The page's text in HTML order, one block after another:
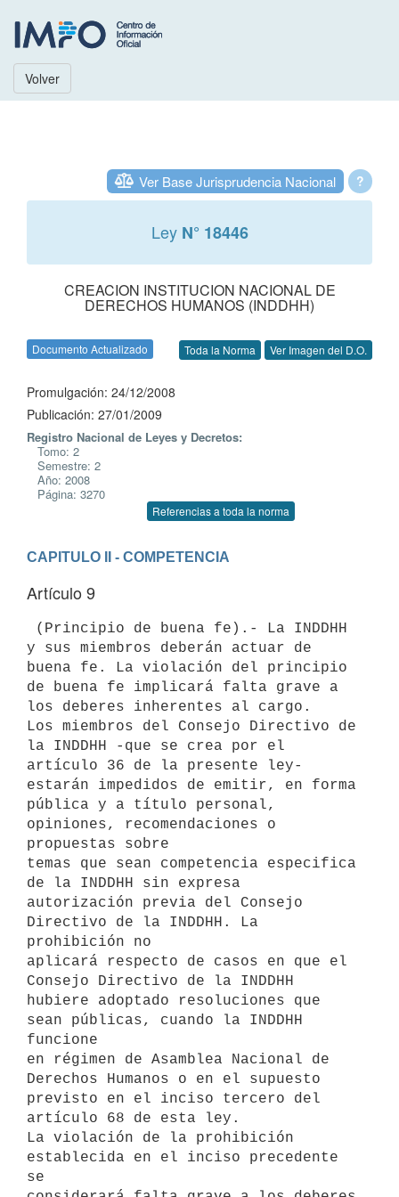
Volver
?
Ver Base Jurisprudencia Nacional
Ley N° 18446
CREACION INSTITUCION NACIONAL DE
DERECHOS HUMANOS (INDDHH)
Documento Actualizado Toda la Norma Ver Imagen del D.O.
Promulgación: 24/12/2008
Publicación: 27/01/2009
Registro Nacional de Leyes y Decretos:
Tomo: 2
Semestre: 2
Año: 2008
Página: 3270
Referencias a toda la norma
CAPITULO II - COMPETENCIA
Artículo 9
y sus miembros deberán actuar de
buena fe. La violación del principio
de buena fe implicará falta grave a
los deberes inherentes al cargo.
Los miembros del Consejo Directivo de
la INDDHH -que se crea por el
artículo 36 de la presente ley-
estarán impedidos de emitir, en forma
pública y a título personal,
opiniones, recomendaciones o
propuestas sobre
temas que sean competencia especifica
de la INDDHH sin expresa
autorización previa del Consejo
Directivo de la INDDHH. La
prohibición no
aplicará respecto de casos en que el
Consejo Directivo de la INDDHH
hubiere adoptado resoluciones que
sean públicas, cuando la INDDHH
funcione
en régimen de Asamblea Nacional de
Derechos Humanos o en el supuesto
previsto en el inciso tercero del
artículo 68 de esta ley.
La violación de la prohibición
establecida en el inciso precedente
se